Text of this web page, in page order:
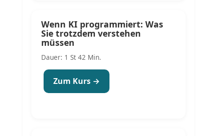
Wenn KI programmiert: Was
Sie trotzdem verstehen
müssen
Dauer: 1 St 42 Min.
Zum Kurs →